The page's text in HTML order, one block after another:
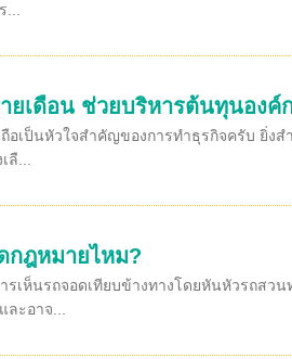
ยเดือน ช่วยบริหารต้นทุนองค์
อเป็นหัวใจสำคัญของการทำธุรกิจครับ ยิ่ง
...
กฎหมายไหม?
เห็นรถจอดเทียบข้างทางโดยหันหัวรถสว
ะอาจ...